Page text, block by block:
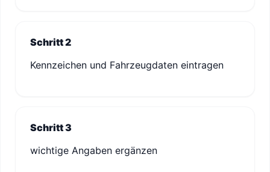
Schritt 2
Kennzeichen und Fahrzeugdaten eintragen
Schritt 3
wichtige Angaben ergänzen